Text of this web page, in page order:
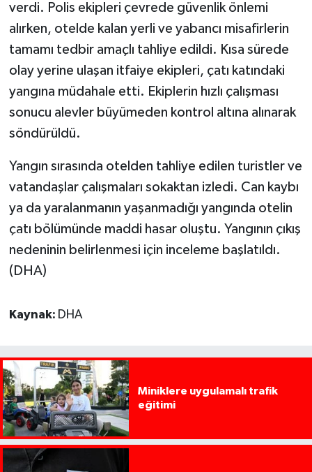
verdi. Polis ekipleri çevrede güvenlik önlemi
alırken, otelde kalan yerli ve yabancı misafirlerin
tamamı tedbir amaçlı tahliye edildi. Kısa sürede
olay yerine ulaşan itfaiye ekipleri, çatı katındaki
yangına müdahale etti. Ekiplerin hızlı çalışması
sonucu alevler büyümeden kontrol altına alınarak
söndürüldü.
Yangın sırasında otelden tahliye edilen turistler ve
vatandaşlar çalışmaları sokaktan izledi. Can kaybı
ya da yaralanmanın yaşanmadığı yangında otelin
çatı bölümünde maddi hasar oluştu. Yangının çıkış
nedeninin belirlenmesi için inceleme başlatıldı.
(DHA)
Kaynak: DHA
Miniklere uygulamalı trafik
eğitimi